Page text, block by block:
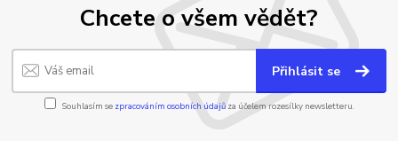
Chcete o všem vědět?
Přihlásit se
Souhlasím se zpracováním osobních údajůza účelem rozesílky newsletteru.